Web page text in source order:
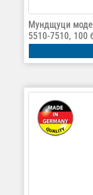
Мундщуци
5510-7510, 100